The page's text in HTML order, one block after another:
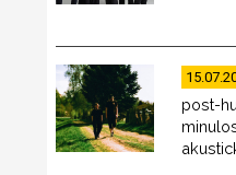
post-